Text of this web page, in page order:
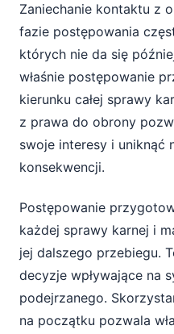
Zaniechanie kontaktu z
fazie postępowania
których nie da się
właśnie postępowanie
kierunku całej sprawy
z prawa do obrony
swoje interesy i uniknąć
konsekwencji.
Postępowanie
każdej sprawy karnej i
jej dalszego przebiegu.
decyzje wpływające na
podejrzanego.
na początku pozwala